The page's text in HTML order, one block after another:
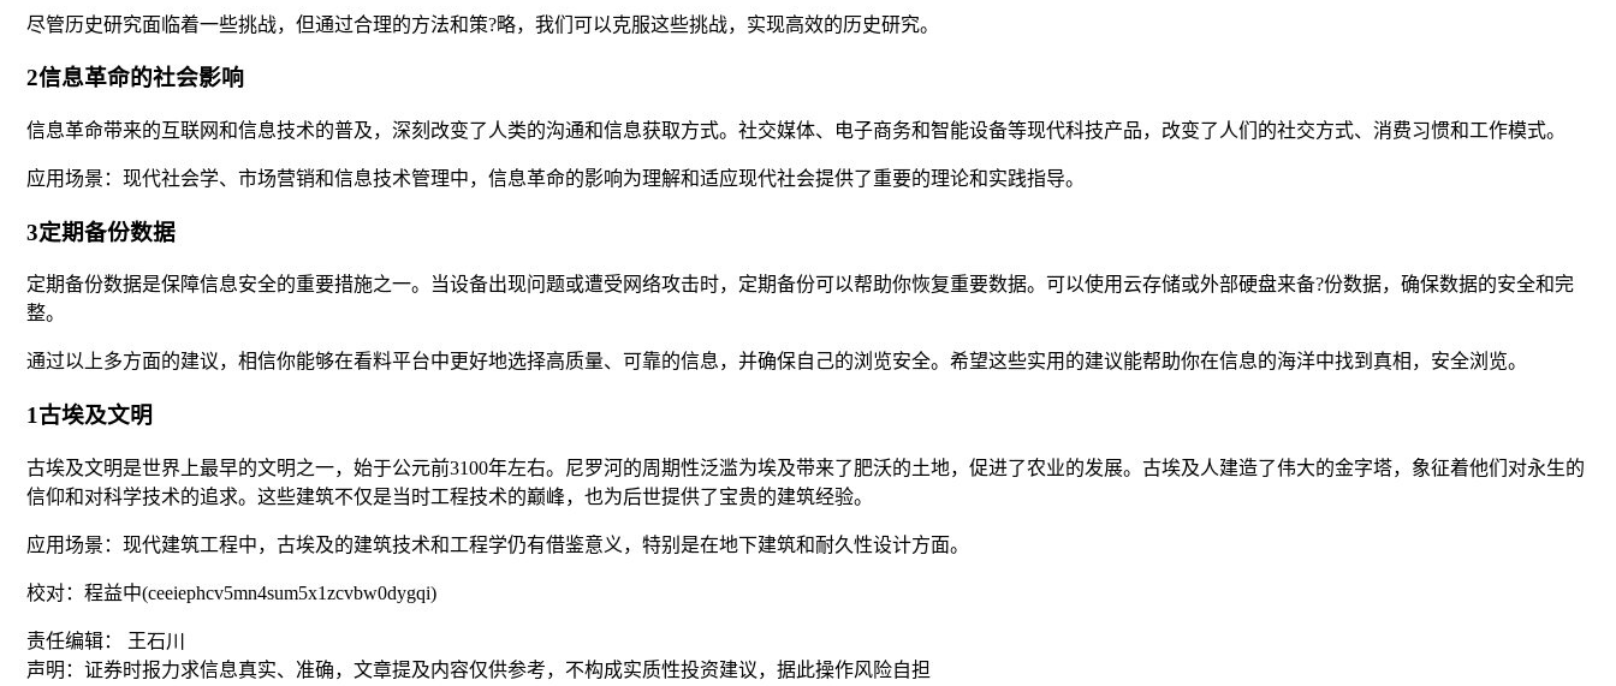
尽管历史研究面临着一些挑战，但通过合理的方法和策?略，我们可以克服这些挑战，实现高效的历史研究。
2信息革命的社会影响
信息革命带来的互联网和信息技术的普及，深刻改变了人类的沟通和信息获取方式。社交媒体、电子商务和智能设备等现代科技产品，改变了人们的社交方式、消费习惯和工作模式。
应用场景：现代社会学、市场营销和信息技术管理中，信息革命的影响为理解和适应现代社会提供了重要的理论和实践指导。
3定期备份数据
定期备份数据是保障信息安全的重要措施之一。当设备出现问题或遭受网络攻击时，定期备份可以帮助你恢复重要数据。可以使用云存储或外部硬盘来备?份数据，确保数据的安全和完
整。
通过以上多方面的建议，相信你能够在看料平台中更好地选择高质量、可靠的信息，并确保自己的浏览安全。希望这些实用的建议能帮助你在信息的海洋中找到真相，安全浏览。
1古埃及文明
古埃及文明是世界上最早的文明之一，始于公元前3100年左右。尼罗河的周期性泛滥为埃及带来了肥沃的土地，促进了农业的发展。古埃及人建造了伟大的金字塔，象征着他们对永生的
信仰和对科学技术的追求。这些建筑不仅是当时工程技术的巅峰，也为后世提供了宝贵的建筑经验。
应用场景：现代建筑工程中，古埃及的建筑技术和工程学仍有借鉴意义，特别是在地下建筑和耐久性设计方面。
校对：程益中(ceeiephcv5mn4sum5x1zcvbw0dygqi)
责任编辑： 王石川
声明：证券时报力求信息真实、准确，文章提及内容仅供参考，不构成实质性投资建议，据此操作风险自担